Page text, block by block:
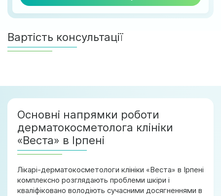
Вартість консультації
Основні напрямки роботи
дерматокосметолога клініки
«Веста» в Ірпені
Лікарі-дерматокосметологи клініки «Веста» в Ірпені
комплексно розглядають проблеми шкіри і
кваліфіковано володіють сучасними досягненнями в